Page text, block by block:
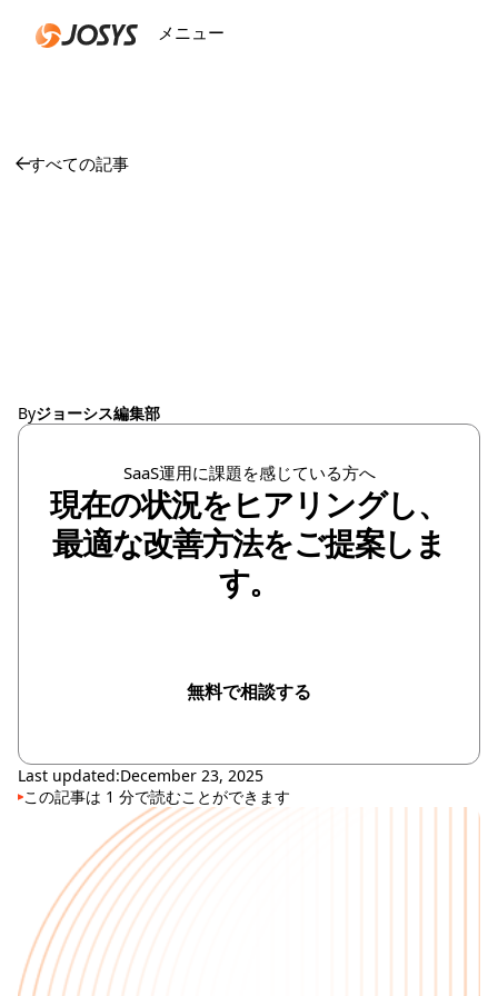
メニュー
すべての記事
Byジョーシス編集部
SaaS運用に課題を感じている方へ
現在の状況をヒアリングし、
最適な改善方法をご提案しま
す。
無料で相談する
Last updated:December 23, 2025
この記事は 1 分で読むことができます